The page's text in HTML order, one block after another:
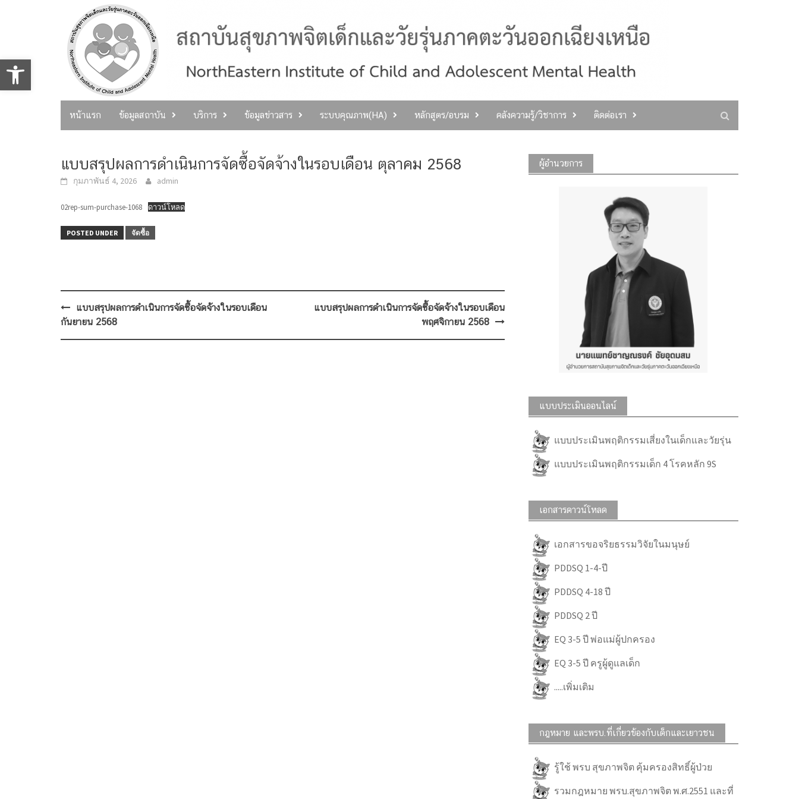
Open toolbar
หน้าแรก ข้อมูลสถาบัน บริการ ข้อมูลข่าวสาร ระบบคุณภาพ(HA) หลักสูตร/อบรม คลังความรู้/วิชาการ ติดต่อเรา
แบบสรุปผลการดำเนินการจัดซื้อจัดจ้างในรอบเดือน ตุลาคม 2568
กุมภาพันธ์ 4, 2026 admin
02rep-sum-purchase-1068 ดาวน์โหลด
POSTED UNDER จัดซื้อ
Post
navigation
แบบสรุปผลการดำเนินการจัดซื้อจัดจ้างในรอบเดือน
กันยายน 2568
แบบสรุปผลการดำเนินการจัดซื้อจัดจ้างในรอบเดือน
พฤศจิกายน 2568
ผู้อำนวยการ
แบบประเมินออนไลน์
แบบประเมินพฤติกรรมเสี่ยงในเด็กและวัยรุ่น
แบบประเมินพฤติกรรมเด็ก 4 โรคหลัก 9S
เอกสารดาวน์โหลด
เอกสารขอจริยธรรมวิจัยในมนุษย์
PDDSQ 1-4-ปี
PDDSQ 4-18 ปี
PDDSQ 2 ปี
EQ 3-5 ปี พ่อแม่ผู้ปกครอง
EQ 3-5 ปี ครูผู้ดูแลเด็ก
.....เพิ่มเติม
กฎหมาย และพรบ.ที่เกี่ยวข้องกับเด็กและเยาวชน
รู้ใช้ พรบ สุขภาพจิต คุ้มครองสิทธิ์ผู้ป่วย
รวมกฎหมาย พรบ.สุขภาพจิต พ.ศ.2551 และที่